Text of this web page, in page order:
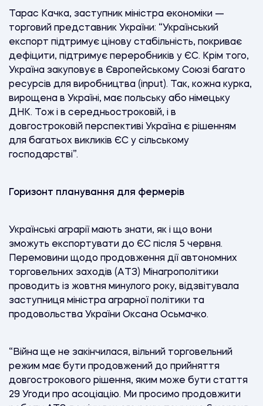
Тарас Качка, заступник міністра економіки —
торговий представник України: “Український
експорт підтримує цінову стабільність, покриває
дефіцити, підтримує переробників у ЄС. Крім того,
Україна закуповує в Європейському Союзі багато
ресурсів для виробництва (input). Так, кожна курка,
вирощена в Україні, має польську або німецьку
ДНК. Тож і в середньостроковій, і в
довгостроковій перспективі Україна є рішенням
для багатьох викликів ЄС у сільському
господарстві”.
Горизонт планування для фермерів
Українські аграрії мають знати, як і що вони
зможуть експортувати до ЄС після 5 червня.
Перемовини щодо продовження дії автономних
торговельних заходів (АTЗ) Мінагрополітики
проводить із жовтня минулого року, відзвітувала
заступниця міністра аграрної політики та
продовольства України Оксана Осьмачко.
“Війна ще не закінчилася, вільний торговельний
режим має бути продовжений до прийняття
довгострокового рішення, яким може бути стаття
29 Угоди про асоціацію. Ми просимо продовжити